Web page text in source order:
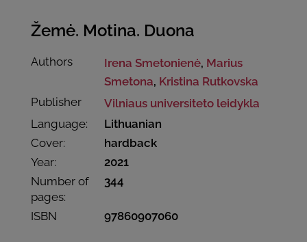
Žemė. Motina. Duona
Authors Irena Smetonienė, Marius
Smetona, Kristina Rutkovska
Publisher
Vilniaus universiteto leidykla
Language:
Lithuanian
Cover:
hardback
Year:
2021
Number of
pages:
344
ISBN 97860907060